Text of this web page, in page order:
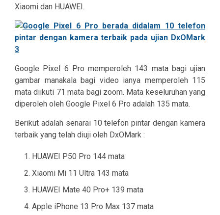
Xiaomi dan HUAWEI.
Google Pixel 6 Pro memperoleh 143 mata bagi ujian
gambar manakala bagi video ianya memperoleh 115
mata diikuti 71 mata bagi zoom. Mata keseluruhan yang
diperoleh oleh Google Pixel 6 Pro adalah 135 mata.
Berikut adalah senarai 10 telefon pintar dengan kamera
terbaik yang telah diuji oleh DxOMark :
HUAWEI P50 Pro 144 mata
Xiaomi Mi 11 Ultra 143 mata
HUAWEI Mate 40 Pro+ 139 mata
Apple iPhone 13 Pro Max 137 mata